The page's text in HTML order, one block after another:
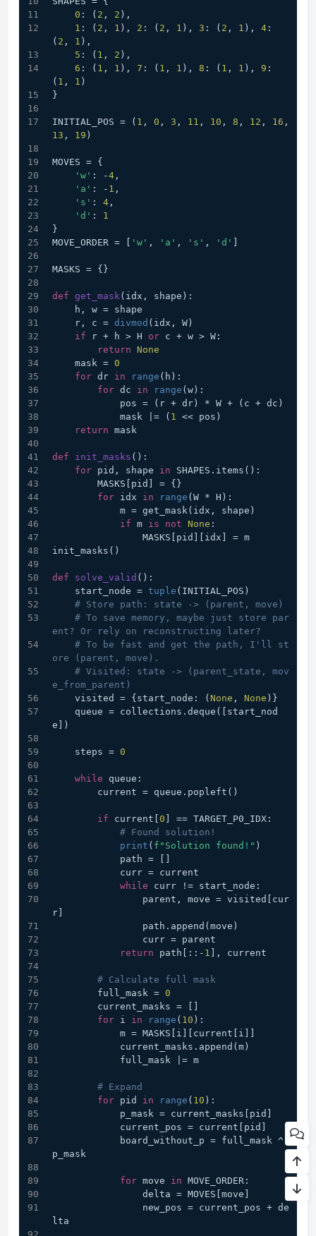
0 : ( 2 , 2 ),
1 : ( 2 , 1 ), 2 : ( 2 , 1 ), 3 : ( 2 , 1 ), 4 :
( 2 , 1 ),
5 : ( 1 , 2
6 : ( 1 , 1 ), 7 : ( 1 , 1 ), 8 : ( 1 , 1 ), 9 :
( 1 , 1 )
}
INITIAL_POS = ( 1 , 0 , 3 , 11 , 10 , 8 , 12 , 16
13 , 19 )
MOVES = {
'w' : -4 ,
'a' : - 1 ,
's' : 4 ,
'd' : 1
}
MOVE_ORDER = [
'w' , 'a' , 's' , 'd'
MASKS = {}
def get_mask( idx, shape ):
    h, w = shape
    r, c =
divmod (idx, W)
if r + h > H or c + w > W:
return
None
    mask =
0
for dr in range (h):
for dc in range (w):
            pos = (r + dr) * W + (c + dc)
            mask |= (
1 << pos)
return mask
def init_masks ():
for pid, shape in SHAPES.items():
        MASKS[pid] = {}
for idx in range (W * H):
            m = get_mask(idx, shape)
if m is not None :
                MASKS[pid][idx] = m
init_masks()
def solve_valid ():
    start_node =
tuple (INITIAL_POS)
# Store path: state -> (parent, move)
# To save memory, maybe just store par
ent? Or rely on reconstructing later?
# To be fast and get the path, I'll st
ore (parent, move).
# Visited: state -> (parent_state, mov
e_from_parent)
    visited = {start_node: (
None , None )}
e])
    steps =
0
while queue:
        current = queue.popleft()
if current[ 0 ] == TARGET_P0_IDX:
# Found solution!
print ( f"Solution found!" )
            path = []
            curr = current
while curr != start_node:
r]
                path.append(move)
                curr = parent
return path[::- 1 ], current
# Calculate full mask
        full_mask =
0
        current_masks = []
for i in range ( 10 ):
            m = MASKS[i][current[i]]
            current_masks.append(m)
            full_mask |= m
# Expand
for pid in range ( 10 ):
            p_mask = current_masks[pid]
            current_pos = current[pid]
p_mask
for move in MOVE_ORDER:
                delta = MOVES[move]
lta